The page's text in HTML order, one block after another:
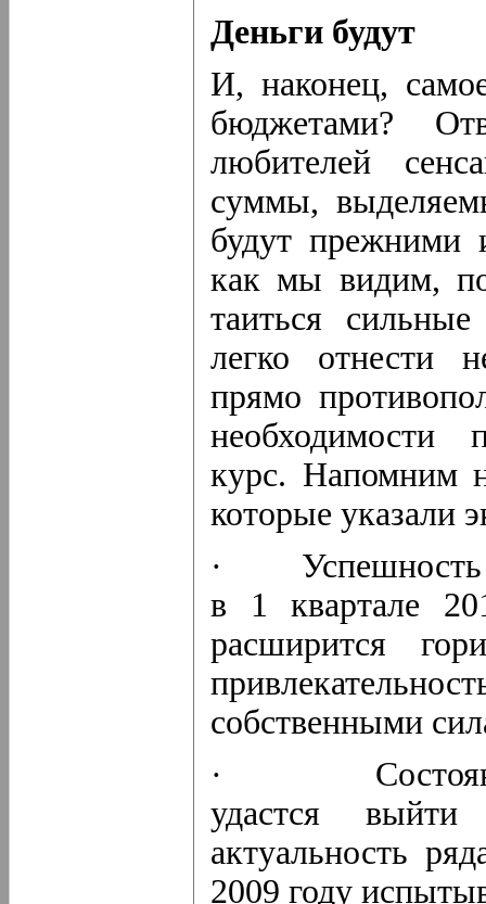
Деньги будут
И, наконец,
бюджетами?
любителей
суммы,
будут прежними
как мы видим,
таиться
легко отнести
прямо
необходимости
курс. Напомним
которые указали
· Успешность
в 1 квартале
расширится
собственными
· Состояние
удастся
актуальность
2009 году